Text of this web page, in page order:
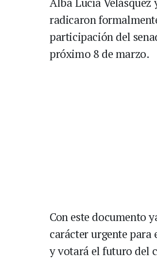
radicaron
participación del
próximo 8 de marzo.
Con este documento
carácter urgente para
y votará el futuro del